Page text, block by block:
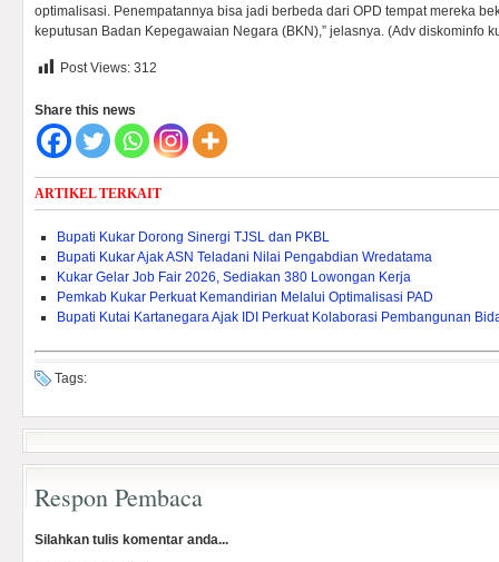
optimalisasi. Penempatannya bisa jadi berbeda dari OPD tempat mereka
keputusan Badan Kepegawaian Negara (BKN),” jelasnya. (Adv diskominfo
Post Views: 312
Share this news
ARTIKEL TERKAIT
Bupati Kukar Dorong Sinergi TJSL dan PKBL
Bupati Kukar Ajak ASN Teladani Nilai Pengabdian Wredatama
Kukar Gelar Job Fair 2026, Sediakan 380 Lowongan Kerja
Pemkab Kukar Perkuat Kemandirian Melalui Optimalisasi PAD ‎
Bupati Kutai Kartanegara Ajak IDI Perkuat Kolaborasi Pembangunan
Tags:
Respon Pembaca
Silahkan tulis komentar anda...